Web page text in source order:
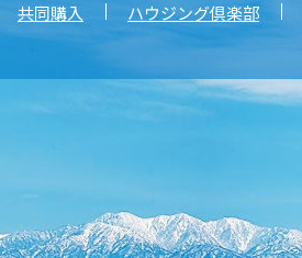
共同購入 ハウジング倶楽部